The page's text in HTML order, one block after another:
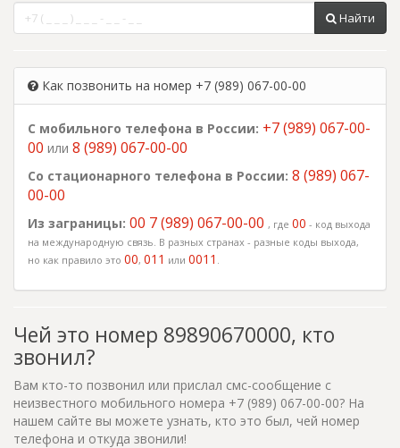
Найти
Как позвонить на номер +7 (989) 067-00-00
С мобильного телефона в России: +7 (989) 067-00-
00 или 8 (989) 067-00-00
Со стационарного телефона в России: 8 (989) 067-
00-00
Из заграницы: 00 7 (989) 067-00-00 , где 00 - код выхода
на международную связь. В разных странах - разные коды выхода,
но как правило это 00, 011 или 0011 .
Чей это номер 89890670000, кто
звонил?
Вам кто-то позвонил или прислал смс-сообщение с
неизвестного мобильного номера +7 (989) 067-00-00? На
нашем сайте вы можете узнать, кто это был, чей номер
телефона и откуда звонили!